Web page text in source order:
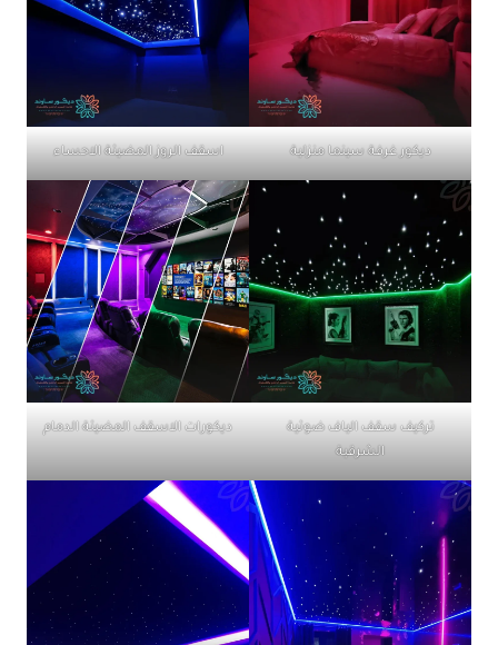
ديكور غرفة سينما منزلية اسقف الروز المضيئة الاحساء
تركيف سقف الياف ضوئية
الشرقية
ديكورات الاسقف المضيئة الدمام